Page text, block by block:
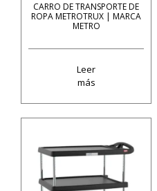
CARRO DE TRANSPORTE DE
ROPA METROTRUX | MARCA
METRO
Leer
más